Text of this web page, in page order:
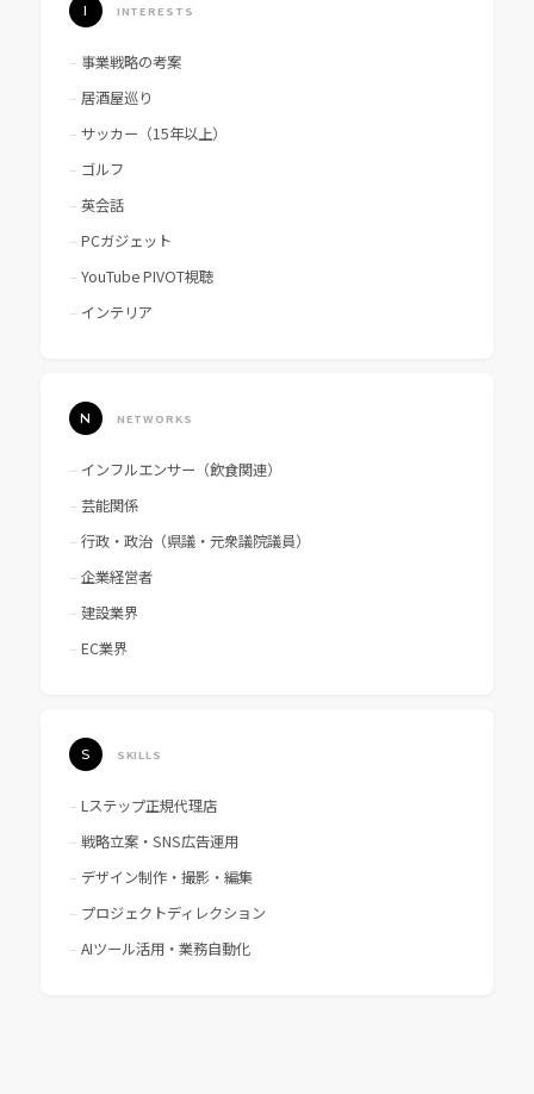
I INTERESTS
事業戦略の考案
居酒屋巡り
サッカー（15年以上）
ゴルフ
英会話
PCガジェット
YouTube PIVOT視聴
インテリア
N NETWORKS
インフルエンサー（飲食関連）
芸能関係
行政・政治（県議・元衆議院議員）
企業経営者
建設業界
EC業界
S SKILLS
Lステップ正規代理店
戦略立案・SNS広告運用
デザイン制作・撮影・編集
プロジェクトディレクション
AIツール活用・業務自動化